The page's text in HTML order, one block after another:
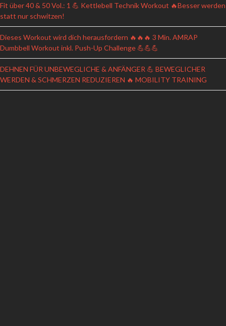
Fit über 40 & 50 Vol.: 1 💪 Kettlebell Technik Workout 🔥Besser werden
statt nur schwitzen!
Dieses Workout wird dich herausfordern 🔥🔥🔥 3 Min. AMRAP
Dumbbell Workout inkl. Push-Up Challenge 💪💪💪
DEHNEN FÜR UNBEWEGLICHE & ANFÄNGER 💪 BEWEGLICHER
WERDEN & SCHMERZEN REDUZIEREN 🔥 MOBILITY TRAINING